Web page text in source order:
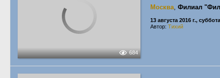
684
Москва, Филиал
13 августа 2016 г., суббота
Автор: Тихий